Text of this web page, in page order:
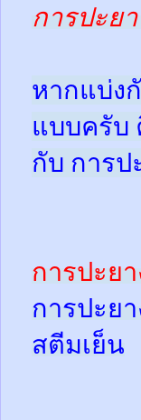
การปะย
หากแบ่ง
แบบครับ
กับ การป
การปะย
การปะย
สตีมเย็น